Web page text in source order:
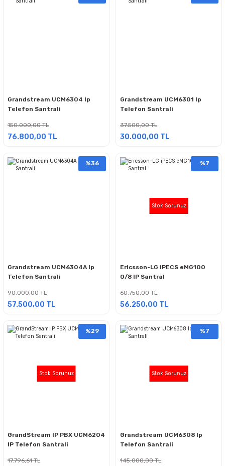
Grandstream UCM6304 Ip
Telefon Santrali
150.000,00 TL
76.800,00 TL
Grandstream UCM6301 Ip
Telefon Santrali
37.500,00 TL
30.000,00 TL
%36
Grandstream UCM6304A Ip
Telefon Santrali
90.000,00 TL
57.500,00 TL
Stok Sorunuz
%7
Ericsson-LG iPECS eMG100
0/8 IP Santral
60.750,00 TL
56.250,00 TL
Stok Sorunuz
%29
GrandStream IP PBX UCM6204
IP Telefon Santrali
17.796,61 TL
Stok Sorunuz
%7
Grandstream UCM6308 Ip
Telefon Santrali
145.000,00 TL